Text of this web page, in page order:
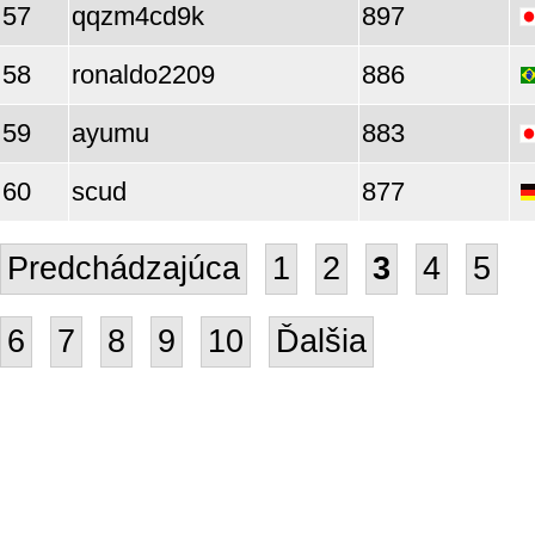
57
qqzm4cd9k
897
58
ronaldo2209
886
59
ayumu
883
60
scud 877
Predchádzajúca 1 2 3 4 5
6 7 8 9 10 Ďalšia